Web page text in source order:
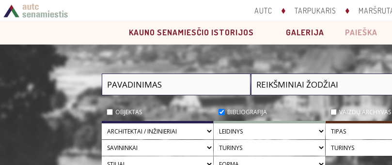
AUTC TARPUKARIS
KAUNO SENAMIESČIO ISTORIJOS GALERIJA PAIEŠKA
OBJEKTAS BIBLIOGRAFIJA VAIZDŲ ARCHYVAS